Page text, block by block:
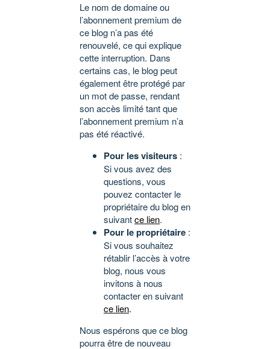
Le nom de domaine ou
l’abonnement premium de
ce blog n’a pas été
renouvelé, ce qui explique
cette interruption. Dans
certains cas, le blog peut
également être protégé par
un mot de passe, rendant
son accès limité tant que
l’abonnement premium n’a
pas été réactivé.
Pour les visiteurs :
Si vous avez des
questions, vous
pouvez contacter le
propriétaire du blog en
suivantce lien.
Pour le propriétaire :
Si vous souhaitez
rétablir l’accès à votre
blog, nous vous
invitons à nous
contacter en suivant
ce lien.
Nous espérons que ce blog
pourra être de nouveau